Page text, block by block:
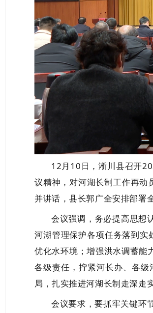
12月10日，淅川县召开
议精神，对河湖长制工作再动
并讲话，县长郭广全安排部署
会议强调，务必提高思想
河湖管理保护各项任务落到
优化水环境 ；增强洪水调蓄
各级责任 ，拧紧河长办、各级
局 ，扎实推进河湖长制走深走
会议要求，要抓牢关键环